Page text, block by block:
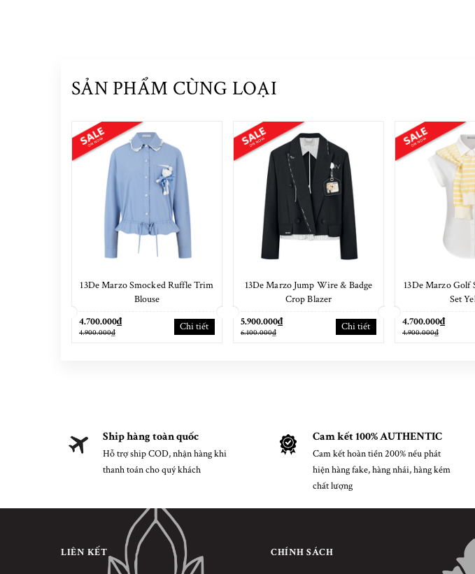
SẢN PHẨM CÙNG LOẠI
13De Marzo Smocked Ruffle Trim
Blouse
4.700.000₫
4.900.000₫ Chi tiết
13De Marzo Jump Wire & Badge
Crop Blazer
5.900.000₫
6.100.000₫ Chi tiết
13De Marzo Golf
Set
4.700.000₫
4.900.000₫
Ship hàng toàn quốc
Hỗ trợ ship COD, nhận hàng khi
thanh toán cho quý khách
Cam kết 100% AUTHENTIC
Cam kết hoàn tiền 200% nếu phát
hiện hàng fake, hàng nhái, hàng kém
chất lượng
LIÊN KẾT CHÍNH SÁCH